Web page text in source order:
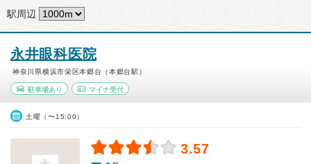
駅周辺
永井眼科医院
神奈川県横浜市栄区本郷台（本郷台駅）
駐車場あり マイナ受付
土曜（〜15:00）
3.57